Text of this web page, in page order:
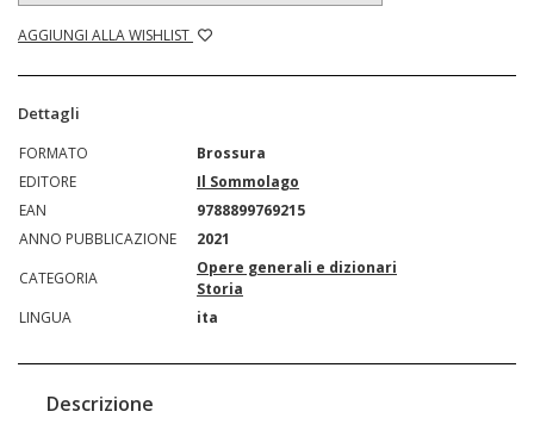
AGGIUNGI ALLA WISHLIST
Dettagli
FORMATO
Brossura
EDITORE
Il Sommolago
EAN
9788899769215
ANNO PUBBLICAZIONE
2021
CATEGORIA
Opere generali e dizionari
Storia
LINGUA
ita
Descrizione